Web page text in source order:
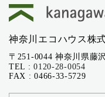
神奈川エコハウス株
〒251-0044 神奈川県藤
TEL :0120-28-0054
FAX : 0466-33-5729